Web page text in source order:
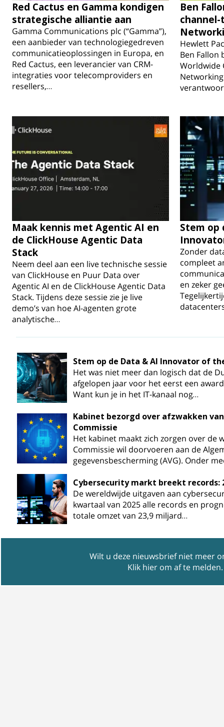
Red Cactus en Gamma kondigen
strategische alliantie aan
Gamma Communications plc (“Gamma”),
een aanbieder van technologiegedreven
communicatieoplossingen in Europa, en
Red Cactus, een leverancier van CRM-
integraties voor telecomproviders en
resellers,…
Ben
channel-
Hewlett
Ben Fallon
Worldwide
Maak kennis met Agentic AI en
de ClickHouse Agentic Data
Stack
Neem deel aan een live technische sessie
van ClickHouse en Puur Data over
Agentic AI en de ClickHouse Agentic Data
Stack. Tijdens deze sessie zie je live
demo’s van hoe AI-agenten grote
analytische…
Stem op
Zonder
compleet
en zeker
Stem op de Data & AI Innovator of
Het was niet meer dan logisch dat de
afgelopen jaar voor het eerst een
Want kun je in het IT-kanaal nog…
Kabinet bezorgd over afzwakken van
Commissie
Het kabinet maakt zich zorgen over de
Commissie wil doorvoeren aan de
gegevensbescherming (AVG). Onder
Cybersecurity markt breekt
De wereldwijde uitgaven aan
kwartaal van 2025 alle records en
totale omzet van 23,9 miljard…
Wilt u deze nieuwsbrief niet meer
Klik hier om af te melden.